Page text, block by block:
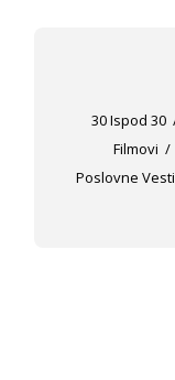
30 Ispod 30
Filmovi
Poslovne Vesti